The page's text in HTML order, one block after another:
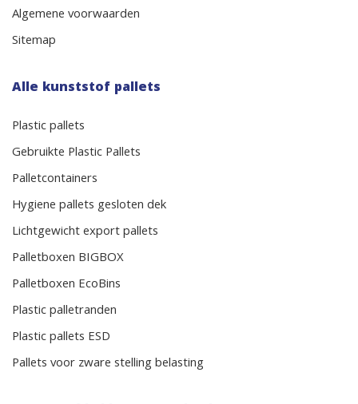
Algemene voorwaarden
Sitemap
Alle kunststof pallets
Plastic pallets
Gebruikte Plastic Pallets
Palletcontainers
Hygiene pallets gesloten dek
Lichtgewicht export pallets
Palletboxen BIGBOX
Palletboxen EcoBins
Plastic palletranden
Plastic pallets ESD
Pallets voor zware stelling belasting